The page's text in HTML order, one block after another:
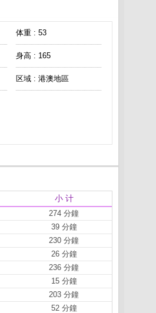
体重 : 53
身高 : 165
区域 : 港澳地區
小 计
274 分鐘
39 分鐘
230 分鐘
26 分鐘
236 分鐘
15 分鐘
203 分鐘
52 分鐘